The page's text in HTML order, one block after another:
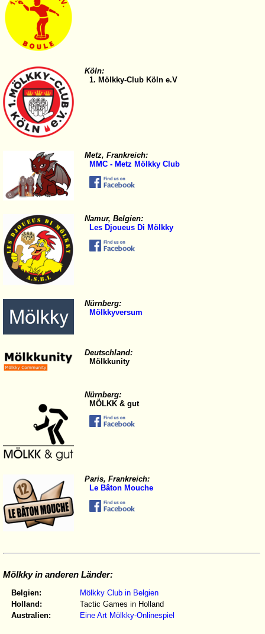
Köln:
1. Mölkky-Club Köln e.V
Metz, Frankreich:
MMC - Metz Mölkky Club
Namur, Belgien:
Les Djoueus Di Mölkky
Nürnberg:
Mölkkyversum
Deutschland:
Mölkkunity
Nürnberg:
MÖLKK & gut
Paris, Frankreich:
Le Bâton Mouche
Mölkky in anderen Länder:
Belgien:
Mölkky Club in Belgien
Holland:
Tactic Games in Holland
Australien:
Eine Art Mölkky-Onlinespiel